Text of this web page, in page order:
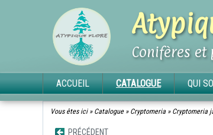
Conifères
ACCUEIL CATALOGUE QUI
Vous êtes ici » Catalogue» Cryptomeria » Cryptomeria
PRÉCÉDENT